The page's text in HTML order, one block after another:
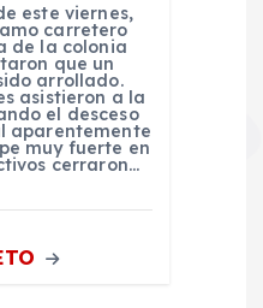
este viernes,
carretero
de la colonia
que un
arrollado.
asistieron a la
el desceso
aparentemente
muy fuerte en
cerraron…